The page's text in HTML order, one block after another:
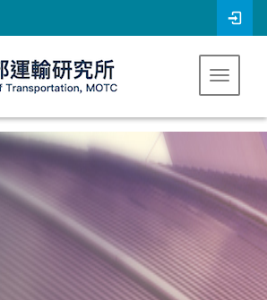
跳到主要內容
Toggle